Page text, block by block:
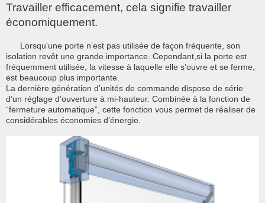
Travailler efficacement, cela signifie travailler
économiquement.
Lorsqu’une porte n’est pas utilisée de façon fréquente, son
isolation revêt une grande importance. Cependant,si la porte est
fréquemment utilisée, la vitesse à laquelle elle s’ouvre et se ferme,
est beaucoup plus importante.
La dernière génération d’unités de commande dispose de série
d’un réglage d’ouverture à mi-hauteur. Combinée à la fonction de
“fermeture automatique”, cette fonction vous permet de réaliser de
considérables économies d’énergie.